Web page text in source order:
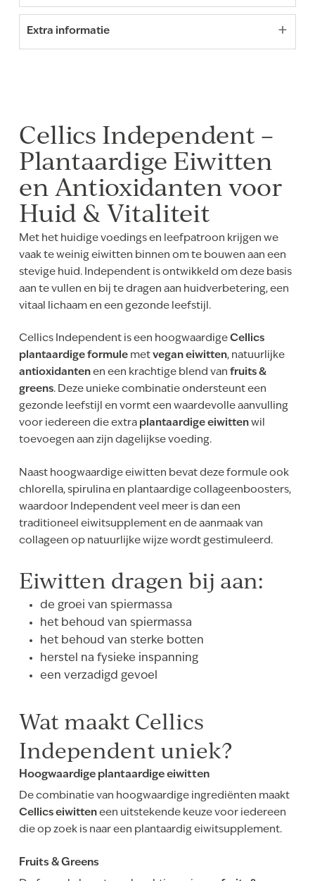
Extra informatie +
Cellics Independent –
Plantaardige Eiwitten
en Antioxidanten voor
Huid & Vitaliteit
Met het huidige voedings en leefpatroon krijgen we
vaak te weinig eiwitten binnen om te bouwen aan een
stevige huid. Independent is ontwikkeld om deze basis
aan te vullen en bij te dragen aan huidverbetering, een
vitaal lichaam en een gezonde leefstijl.
Cellics Independent is een hoogwaardige Cellics
plantaardige formulemet vegan eiwitten, natuurlijke
antioxidantenen een krachtige blend van fruits &
greens. Deze unieke combinatie ondersteunt een
gezonde leefstijl en vormt een waardevolle aanvulling
voor iedereen die extra plantaardige eiwittenwil
toevoegen aan zijn dagelijkse voeding.
Naast hoogwaardige eiwitten bevat deze formule ook
chlorella, spirulina en plantaardige collageenboosters,
waardoor Independent veel meer is dan een
traditioneel eiwitsupplement en de aanmaak van
collageen op natuurlijke wijze wordt gestimuleerd.
Eiwitten dragen bij aan:
de groei van spiermassa
het behoud van spiermassa
het behoud van sterke botten
herstel na fysieke inspanning
een verzadigd gevoel
Wat maakt Cellics
Independent uniek?
Hoogwaardige plantaardige eiwitten
De combinatie van hoogwaardige ingrediënten maakt
Cellics eiwitteneen uitstekende keuze voor iedereen
die op zoek is naar een plantaardig eiwitsupplement.
Fruits & Greens